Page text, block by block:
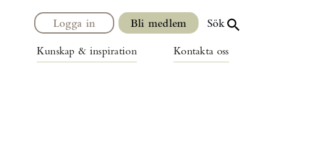
Kunskap & inspiration Kontakta oss
Logga in Bli medlem Sök